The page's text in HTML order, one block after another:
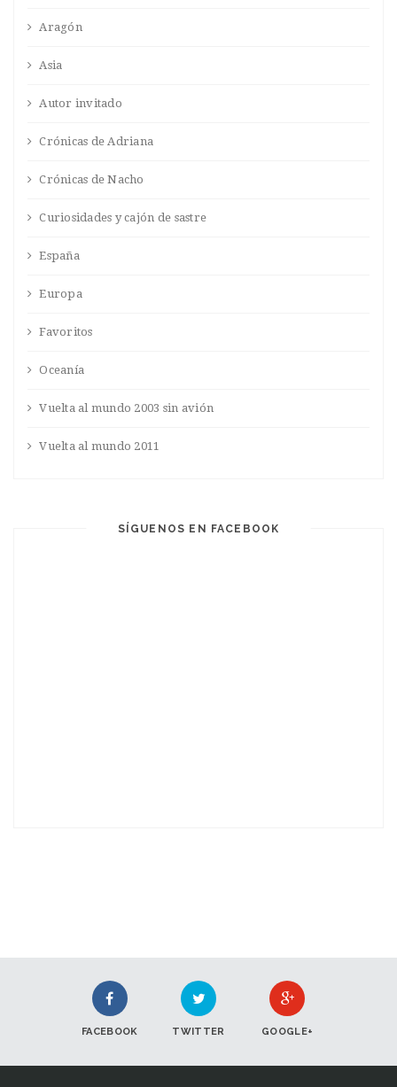
Aragón
Asia
Autor invitado
Crónicas de Adriana
Crónicas de Nacho
Curiosidades y cajón de sastre
España
Europa
Favoritos
Oceanía
Vuelta al mundo 2003 sin avión
Vuelta al mundo 2011
SÍGUENOS EN FACEBOOK
FACEBOOK TWITTER GOOGLE+